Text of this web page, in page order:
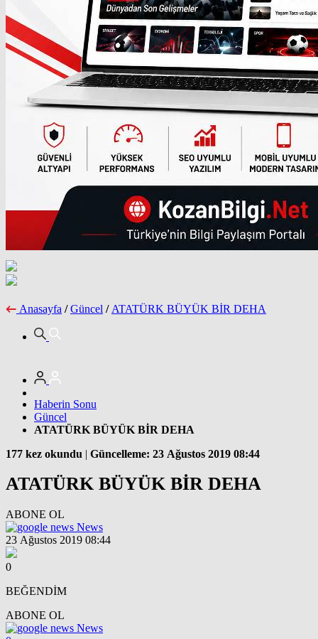
Anasayfa / Güncel / ATATÜRK BÜYÜK BİR DEHA
Haberin Sonu
Güncel
ATATÜRK BÜYÜK BİR DEHA
177 kez okundu | Güncelleme: 23 Ağustos 2019 08:44
ATATÜRK BÜYÜK BİR DEHA
ABONE OL
News
23 Ağustos 2019 08:44
0
BEĞENDİM
ABONE OL
News